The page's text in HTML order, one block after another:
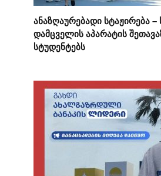
ანაზღაურებადი სტაჟირება
დამცველის აპარატის
სტუდენტებს